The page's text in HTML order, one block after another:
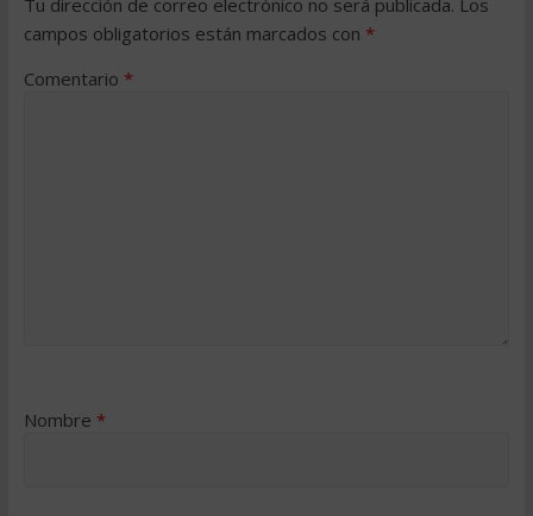
Tu dirección de correo electrónico no será publicada. Los
campos obligatorios están marcados con *
Comentario *
Nombre *